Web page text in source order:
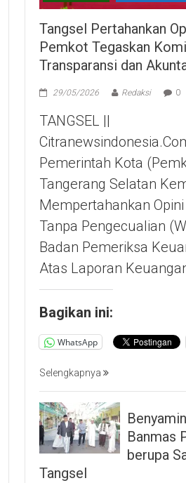
Tangsel Pertahankan
Pemkot Tegaskan
Transparansi dan
29/05/2026 Redaksi 0
TANGSEL ||
Pemerintah Kota
Tangerang Selatan
Mempertahankan
Tanpa Pengecualian
Badan Pemeriksa
Atas Laporan
Bagikan ini:
WhatsApp
Selengkapnya
Banmas
berupa
Tangsel